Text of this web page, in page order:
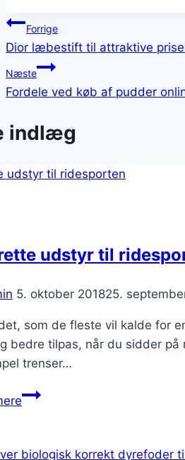
Indlægsnavigation
Forrige
Dior læbestift til attraktive
Næste
Fordele ved køb af pudder
indlæg
udstyr til
5. oktober 201825.
som de fleste vil kalde for
bedre tilpas, når du sidder
trenser…
Det
til